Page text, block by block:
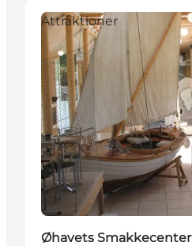
Attraktioner
Øhavets Smakkecenter